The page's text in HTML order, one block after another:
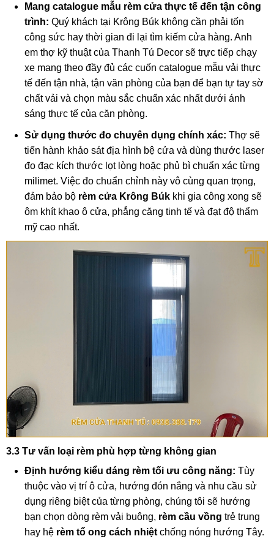
Mang catalogue mẫu rèm cửa thực tế đến tận công
trình: Quý khách tại Krông Búk không cần phải tốn
công sức hay thời gian đi lại tìm kiếm cửa hàng. Anh
em thợ kỹ thuật của Thanh Tú Decor sẽ trực tiếp chạy
xe mang theo đầy đủ các cuốn catalogue mẫu vải thực
tế đến tận nhà, tận văn phòng của bạn để bạn tự tay sờ
chất vải và chọn màu sắc chuẩn xác nhất dưới ánh
sáng thực tế của căn phòng.
Sử dụng thước đo chuyên dụng chính xác: Thợ sẽ
tiến hành khảo sát địa hình bệ cửa và dùng thước laser
đo đạc kích thước lọt lòng hoặc phủ bì chuẩn xác từng
milimet. Việc đo chuẩn chỉnh này vô cùng quan trọng,
đảm bảo bộ rèm cửa Krông Búk khi gia công xong sẽ
ôm khít khao ô cửa, phẳng căng tinh tế và đạt độ thẩm
mỹ cao nhất.
3.3 Tư vấn loại rèm phù hợp từng không gian
Định hướng kiểu dáng rèm tối ưu công năng: Tùy
thuộc vào vị trí ô cửa, hướng đón nắng và nhu cầu sử
dụng riêng biệt của từng phòng, chúng tôi sẽ hướng
bạn chọn dòng rèm vải buông, rèm cầu vồng trẻ trung
hay hệ rèm tổ ong cách nhiệt chống nóng hướng Tây.